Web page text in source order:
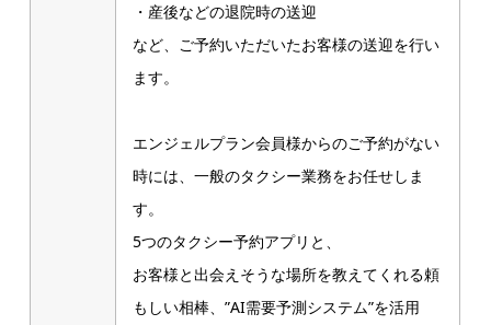
・産後などの退院時の送迎
など、ご予約いただいたお客様の送迎を行い
ます。
エンジェルプラン会員様からのご予約がない
時には、一般のタクシー業務をお任せしま
す。
5つのタクシー予約アプリと、
お客様と出会えそうな場所を教えてくれる頼
もしい相棒、”AI需要予測システム”を活用